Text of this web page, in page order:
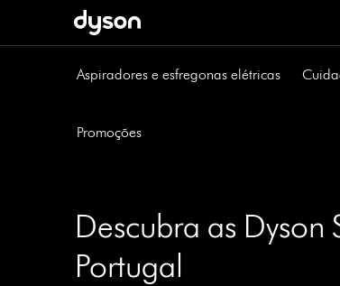
Aspiradores e esfregonas elétricas
Promoções
Descubra as Dyson
Portugal